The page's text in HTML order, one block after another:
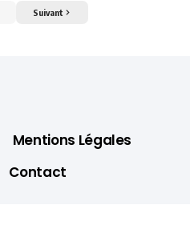
Suivant
Mentions Légales
Contact